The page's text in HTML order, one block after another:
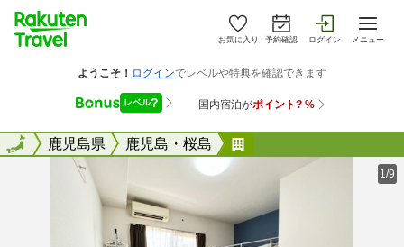
お気に入り 予約確認 ログイン メニュー
全国鹿児島県 鹿児島・桜島
全国
1/9